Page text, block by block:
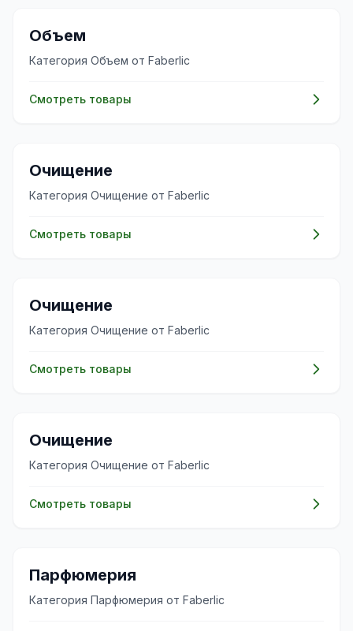
✨
Объем
Категория Объем от Faberlic
Смотреть товары
✨
Очищение
Категория Очищение от Faberlic
Смотреть товары
✨
Очищение
Категория Очищение от Faberlic
Смотреть товары
✨
Очищение
Категория Очищение от Faberlic
Смотреть товары
🌸
Парфюмерия
Категория Парфюмерия от Faberlic